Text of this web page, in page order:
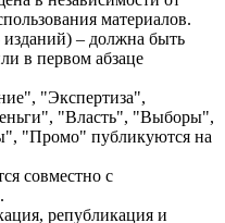
материалов.
изданий) – должна быть
в первом абзаце
"Экспертиза",
"Власть", "Выборы",
"Промо" публикуются на
совместно с
републикация и